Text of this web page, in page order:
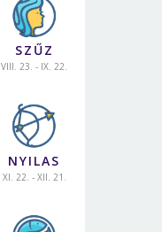
SZŰZ
VIII. 23. - IX. 22.
NYILAS
XI. 22. - XII. 21.